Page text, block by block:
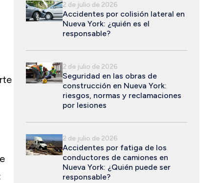
2 de julio de 2026
Accidentes por colisión lateral en
Nueva York: ¿quién es el
responsable?
2 de julio de 2026
Seguridad en las obras de
construcción en Nueva York:
riesgos, normas y reclamaciones
por lesiones
2 de julio de 2026
Accidentes por fatiga de los
conductores de camiones en
Nueva York: ¿Quién puede ser
responsable?